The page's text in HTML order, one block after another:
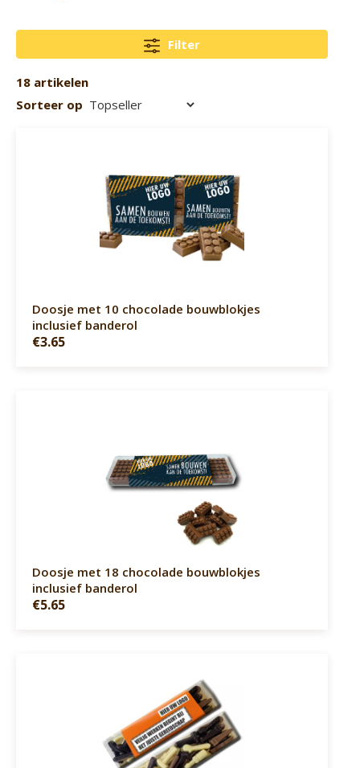
Filter
18 artikelen
Sorteer op
Doosje met 10 chocolade bouwblokjes
inclusief banderol
€3.65
Doosje met 18 chocolade bouwblokjes
inclusief banderol
€5.65